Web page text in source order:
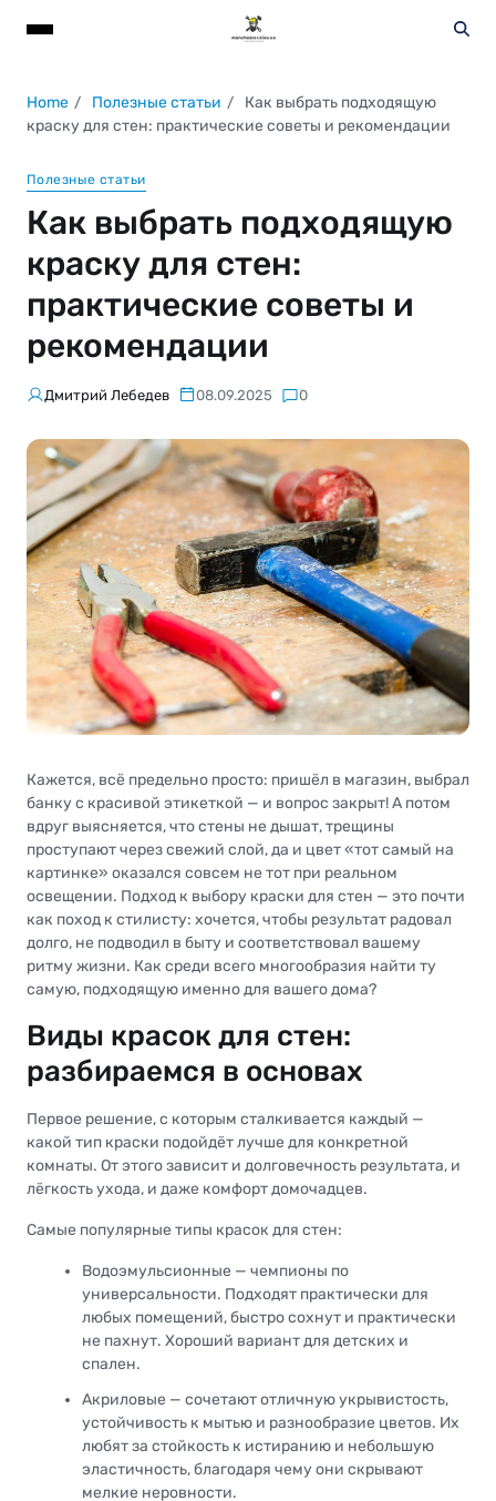
Home Полезные статьи
Как выбрать подходящую
краску для стен: практические советы и рекомендации
Полезные статьи
Как выбрать подходящую
краску для стен:
практические советы и
рекомендации
Дмитрий Лебедев 08.09.2025 0
Кажется, всё предельно просто: пришёл в магазин, выбрал
банку с красивой этикеткой — и вопрос закрыт! А потом
вдруг выясняется, что стены не дышат, трещины
проступают через свежий слой, да и цвет «тот самый на
картинке» оказался совсем не тот при реальном
освещении. Подход к выбору краски для стен — это почти
как поход к стилисту: хочется, чтобы результат радовал
долго, не подводил в быту и соответствовал вашему
ритму жизни. Как среди всего многообразия найти ту
самую, подходящую именно для вашего дома?
Виды красок для стен:
разбираемся в основах
Первое решение, с которым сталкивается каждый —
какой тип краски подойдёт лучше для конкретной
комнаты. От этого зависит и долговечность результата, и
лёгкость ухода, и даже комфорт домочадцев.
Самые популярные типы красок для стен:
Водоэмульсионные — чемпионы по
универсальности. Подходят практически для
любых помещений, быстро сохнут и практически
не пахнут. Хороший вариант для детских и
спален.
Акриловые — сочетают отличную укрывистость,
устойчивость к мытью и разнообразие цветов. Их
любят за стойкость к истиранию и небольшую
эластичность, благодаря чему они скрывают
мелкие неровности.